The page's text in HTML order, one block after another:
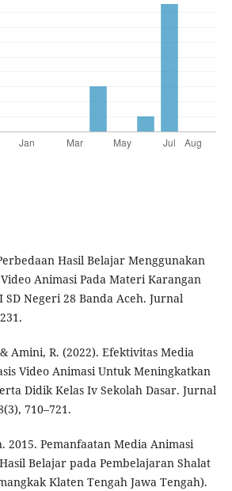
Hasil Belajar Menggunakan
Animasi Pada Materi Karangan
SD Negeri 28 Banda Aceh. Jurnal
Amini, R. (2022). Efektivitas Media
Video Animasi Untuk Meningkatkan
Didik Kelas Iv Sekolah Dasar. Jurnal
710–721.
2015. Pemanfaatan Media Animasi
Belajar pada Pembelajaran Shalat
Klaten Tengah Jawa Tengah).